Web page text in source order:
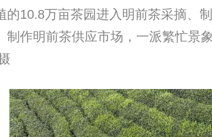
的10.8万亩茶园进入明前茶采摘、
制作明前茶供应市场，一派繁忙景